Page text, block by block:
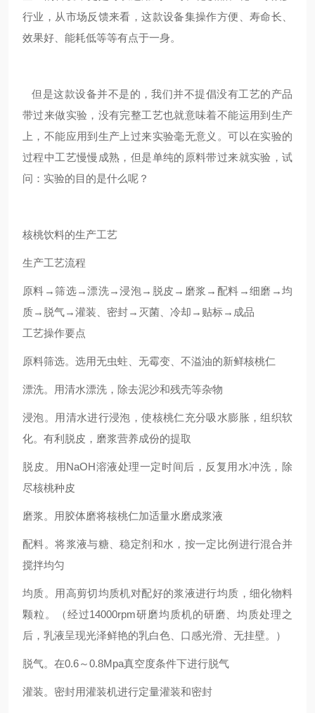
行业，从市场反馈来看，这款设备集操作方便、寿命长、
效果好、能耗低等等有点于一身。
但是这款设备并不是的，我们并不提倡没有工艺的产品
带过来做实验，没有完整工艺也就意味着不能运用到生产
上，不能应用到生产上过来实验毫无意义。可以在实验的
过程中工艺慢慢成熟，但是单纯的原料带过来就实验，试
问：实验的目的是什么呢？
核桃饮料的生产工艺
生产工艺流程
原料→筛选→漂洗→浸泡→脱皮→磨浆→配料→细磨→均
质→脱气→灌装、密封→灭菌、冷却→贴标→成品
工艺操作要点
原料筛选。选用无虫蛀、无霉变、不溢油的新鲜核桃仁
漂洗。用清水漂洗，除去泥沙和残壳等杂物
浸泡。用清水进行浸泡，使核桃仁充分吸水膨胀，组织软
化。有利脱皮，磨浆营养成份的提取
脱皮。用NaOH溶液处理一定时间后，反复用水冲洗，除
尽核桃种皮
磨浆。用胶体磨将核桃仁加适量水磨成浆液
配料。将浆液与糖、稳定剂和水，按一定比例进行混合并
搅拌均匀
均质。用高剪切均质机对配好的浆液进行均质，细化物料
颗粒。（经过14000rpm研磨均质机的研磨、均质处理之
后，乳液呈现光泽鲜艳的乳白色、口感光滑、无挂壁。）
脱气。在0.6～0.8Mpa真空度条件下进行脱气
灌装。密封用灌装机进行定量灌装和密封